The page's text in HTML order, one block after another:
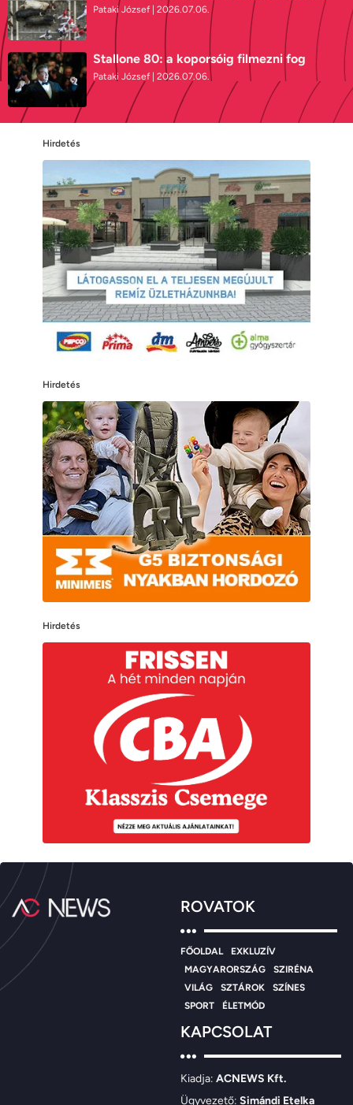
Pataki József 2026.07.06.
Stallone 80: a koporsóig filmezni fog
Pataki József 2026.07.06.
Hirdetés
Hirdetés
Hirdetés
ROVATOK
FŐOLDAL
EXKLUZÍV
MAGYARORSZÁG
SZIRÉNA
VILÁG
SZTÁROK
SZÍNES
SPORT
ÉLETMÓD
KAPCSOLAT
Kiadja: ACNEWS Kft.
Ügyvezető: Simándi Etelka